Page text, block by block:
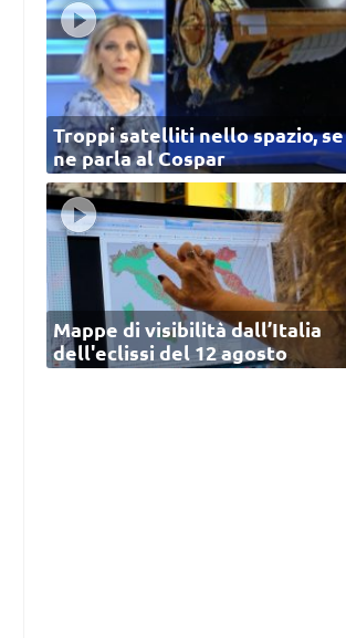
Troppi satelliti nello spazio, se
ne parla al Cospar
Mappe di visibilità dall’Italia
dell'eclissi del 12 agosto